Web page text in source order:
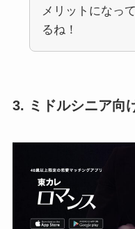
メリットになっ
るね！
3. ミドルシニア向